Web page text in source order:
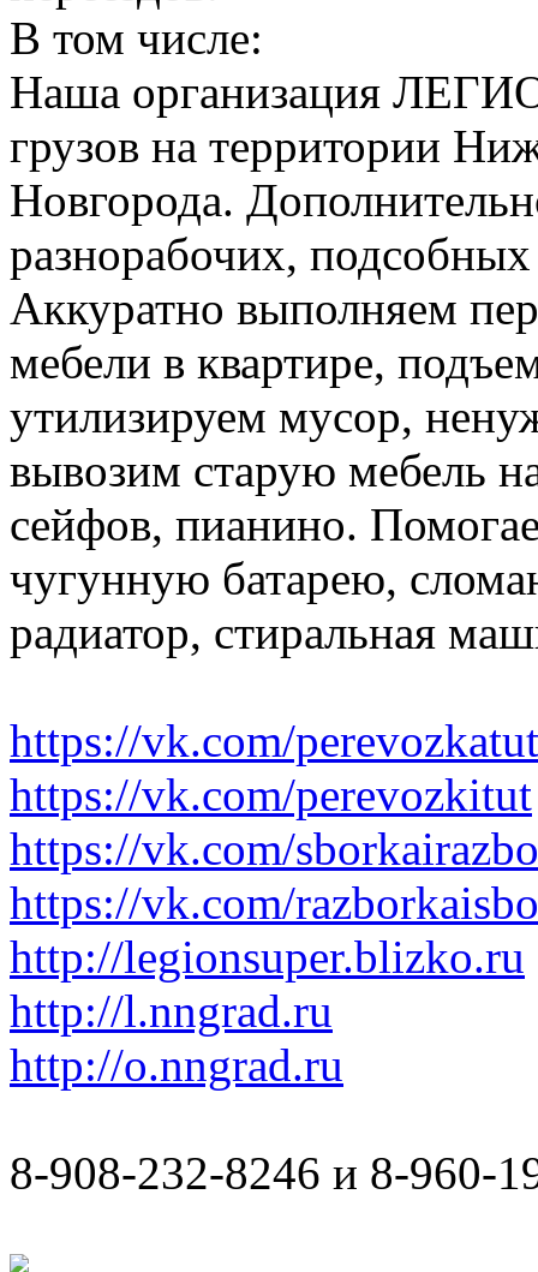
В том числе:
Наша организация
грузов на территории
Новгорода.
разнорабочих,
Аккуратно выполняем
мебели в квартире,
утилизируем мусор,
вывозим старую мебель
сейфов, пианино.
чугунную батарею,
радиатор, стиральная
https://vk.com/perevozkatut
https://vk.com/perevozkitut
https://vk.com/
https://vk.com/
http://legionsuper.blizko.ru
http://l.nngrad.ru
http://o.nngrad.ru
8-908-232-8246 и 8-960-